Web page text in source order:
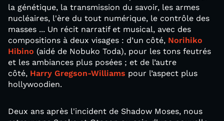
la génétique, la transmission du savoir, les armes
nucléaires, l'ère du tout numérique, le contrôle des
masses ... Un récit narratif et musical, avec des
compositions à deux visages : d’un côté, Norihiko
Hibino (aidé de Nobuko Toda), pour les tons feutrés
et les ambiances plus posées ; et de l’autre
côté, Harry Gregson-Williams pour l’aspect plus
hollywoodien.
Deux ans après l'incident de Shadow Moses, nous